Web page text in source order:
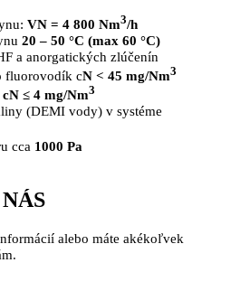
VN = 4 800 Nm3/h
20 – 50 °C (max 60 °C)
a anorgatických zlúčenín
fluorovodík cN < 45 mg/Nm3
cN ≤ 4 mg/Nm3
(DEMI vody) v systéme
cca 1000 Pa
alebo máte akékoľvek